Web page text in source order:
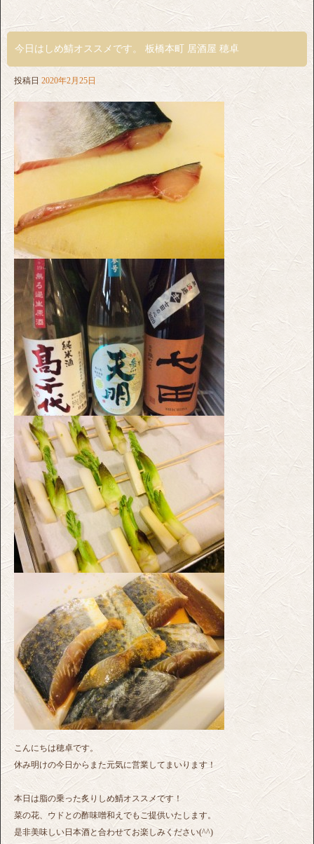
今日はしめ鯖オススメです。 板橋本町 居酒屋 穂卓
投稿日 2020年2月25日
こんにちは穂卓です。
休み明けの今日からまた元気に営業してまいります！
本日は脂の乗った炙りしめ鯖オススメです！
菜の花、ウドとの酢味噌和えでもご提供いたします。
是非美味しい日本酒と合わせてお楽しみください(^^)